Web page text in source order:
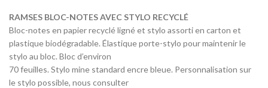
RAMSES BLOC-NOTES AVEC STYLO RECYCLÉ
Bloc-notes en papier recyclé ligné et stylo assorti en carton et
plastique biodégradable. Élastique porte-stylo pour maintenir le
stylo au bloc. Bloc d’environ
70 feuilles. Stylo mine standard encre bleue. Personnalisation sur
le stylo possible, nous consulter